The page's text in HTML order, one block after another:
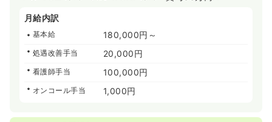
月給内訳
基本給 180,000円～
処遇改善手当 20,000円
看護師手当 100,000円
オンコール手当 1,000円